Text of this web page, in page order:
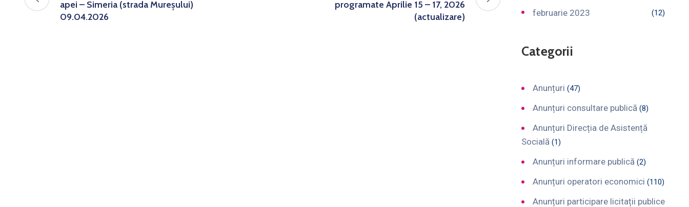
apei – Simeria (strada Mureșului)
09.04.2026
programate Aprilie 15 – 17, 2026
(actualizare)
februarie 2023 (12)
Categorii
Anunțuri (47)
Anunțuri consultare publică (8)
Anunțuri Direcția de Asistență
Socială (1)
Anunțuri informare publică (2)
Anunțuri operatori economici (110)
Anunțuri participare licitații publice